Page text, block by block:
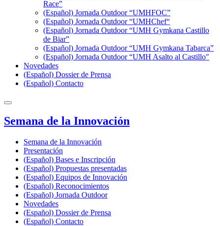
Race”
(Español) Jornada Outdoor “UMHFOC”
(Español) Jornada Outdoor “UMHChef“
(Español) Jornada Outdoor “UMH Gymkana Castillo
de Biar”
(Español) Jornada Outdoor “UMH Gymkana Tabarca”
(Español) Jornada Outdoor “UMH Asalto al Castillo"
Novedades
(Español) Dossier de Prensa
(Español) Contacto
Semana de la Innovación
Semana de la Innovación
Presentación
(Español) Bases e Inscripción
(Español) Propuestas presentadas
(Español) Equipos de Innovación
(Español) Reconocimientos
(Español) Jornada Outdoor
Novedades
(Español) Dossier de Prensa
(Español) Contacto